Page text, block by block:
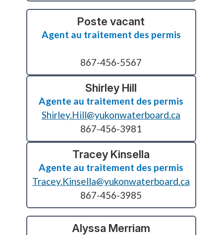
Poste vacant
Agent au traitement des permis
867-456-5567
Shirley Hill
Agente au traitement des permis
Shirley.Hill@yukonwaterboard.ca
867-456-3981
Tracey Kinsella
Agente au traitement des permis
Tracey.Kinsella@yukonwaterboard.ca
867-456-3985
Alyssa Merriam